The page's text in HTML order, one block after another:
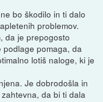
bo škodilo in ti dalo
problemov.
da je prepogosto
pomaga, da
lotiš naloge, ki je
Je dobrodošla in
da bi ti dala